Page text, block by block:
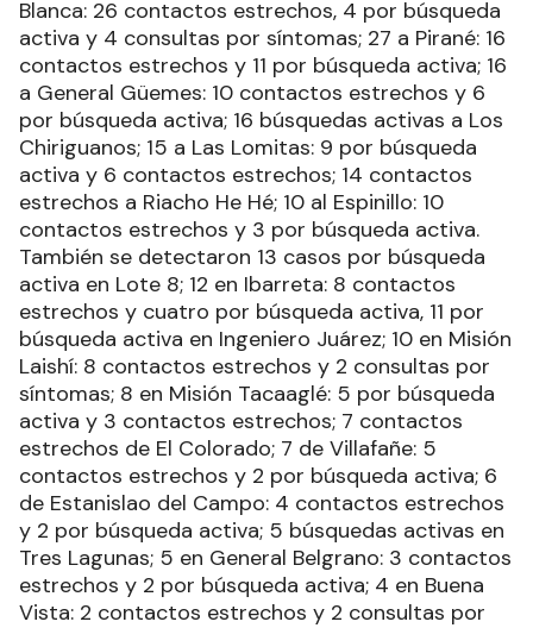
Blanca: 26 contactos estrechos, 4 por búsqueda
activa y 4 consultas por síntomas; 27 a Pirané: 16
contactos estrechos y 11 por búsqueda activa; 16
a General Güemes: 10 contactos estrechos y 6
por búsqueda activa; 16 búsquedas activas a Los
Chiriguanos; 15 a Las Lomitas: 9 por búsqueda
activa y 6 contactos estrechos; 14 contactos
estrechos a Riacho He Hé; 10 al Espinillo: 10
contactos estrechos y 3 por búsqueda activa.
También se detectaron 13 casos por búsqueda
activa en Lote 8; 12 en Ibarreta: 8 contactos
estrechos y cuatro por búsqueda activa, 11 por
búsqueda activa en Ingeniero Juárez; 10 en Misión
Laishí: 8 contactos estrechos y 2 consultas por
síntomas; 8 en Misión Tacaaglé: 5 por búsqueda
activa y 3 contactos estrechos; 7 contactos
estrechos de El Colorado; 7 de Villafañe: 5
contactos estrechos y 2 por búsqueda activa; 6
de Estanislao del Campo: 4 contactos estrechos
y 2 por búsqueda activa; 5 búsquedas activas en
Tres Lagunas; 5 en General Belgrano: 3 contactos
estrechos y 2 por búsqueda activa; 4 en Buena
Vista: 2 contactos estrechos y 2 consultas por